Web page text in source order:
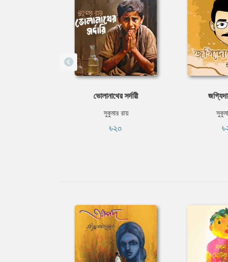
ভোলানাথের সর্দারী
সুকুমার রায়
৳২০